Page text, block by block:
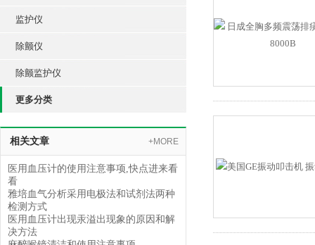
监护仪
除颤仪
除颤监护仪
更多分类
相关文章 +MORE
医用血压计的使用注意事项,快点进来看
看
雅培血气分析采用电极法和试剂法两种
检测方式
医用血压计出现汞溢出现象的原因和解
决方法